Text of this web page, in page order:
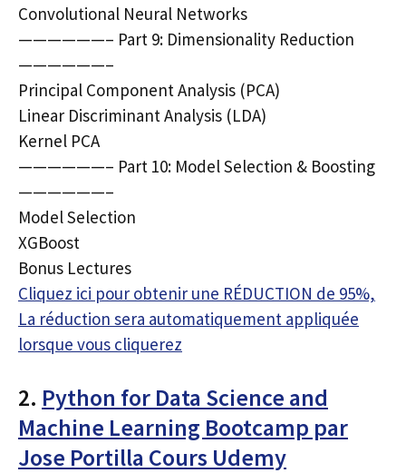
Convolutional Neural Networks
——————– Part 9: Dimensionality Reduction
——————–
Principal Component Analysis (PCA)
Linear Discriminant Analysis (LDA)
Kernel PCA
——————– Part 10: Model Selection & Boosting
——————–
Model Selection
XGBoost
Bonus Lectures
Cliquez ici pour obtenir une RÉDUCTION de 95%,
La réduction sera automatiquement appliquée
lorsque vous cliquerez
2. Python for Data Science and
Machine Learning Bootcamp par
Jose Portilla Cours Udemy